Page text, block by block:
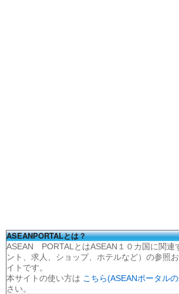
ASEANPORTALとは？
ASEAN PORTALとはASEAN１０カ国に関連
ント、求人、ショップ、ホテルなど）の参照
イトです。
本サイトの使い方は こちら(ASEANポータル
さい。